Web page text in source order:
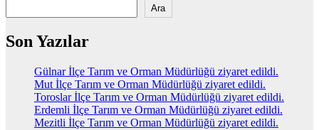
Ara
Son Yazılar
Gülnar İlçe Tarım ve Orman Müdürlüğü ziyaret edildi.
Mut İlçe Tarım ve Orman Müdürlüğü ziyaret edildi.
Toroslar İlçe Tarım ve Orman Müdürlüğü ziyaret edildi.
Erdemli İlçe Tarım ve Orman Müdürlüğü ziyaret edildi.
Mezitli İlçe Tarım ve Orman Müdürlüğü ziyaret edildi.